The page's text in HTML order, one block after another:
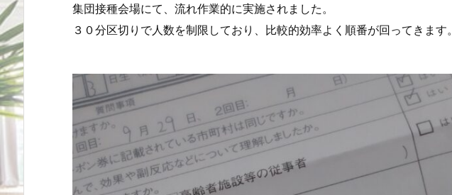
集団接種会場にて、流れ作業的に実施されました。
３０分区切りで人数を制限しており、比較的効率よく順番が回ってきます。